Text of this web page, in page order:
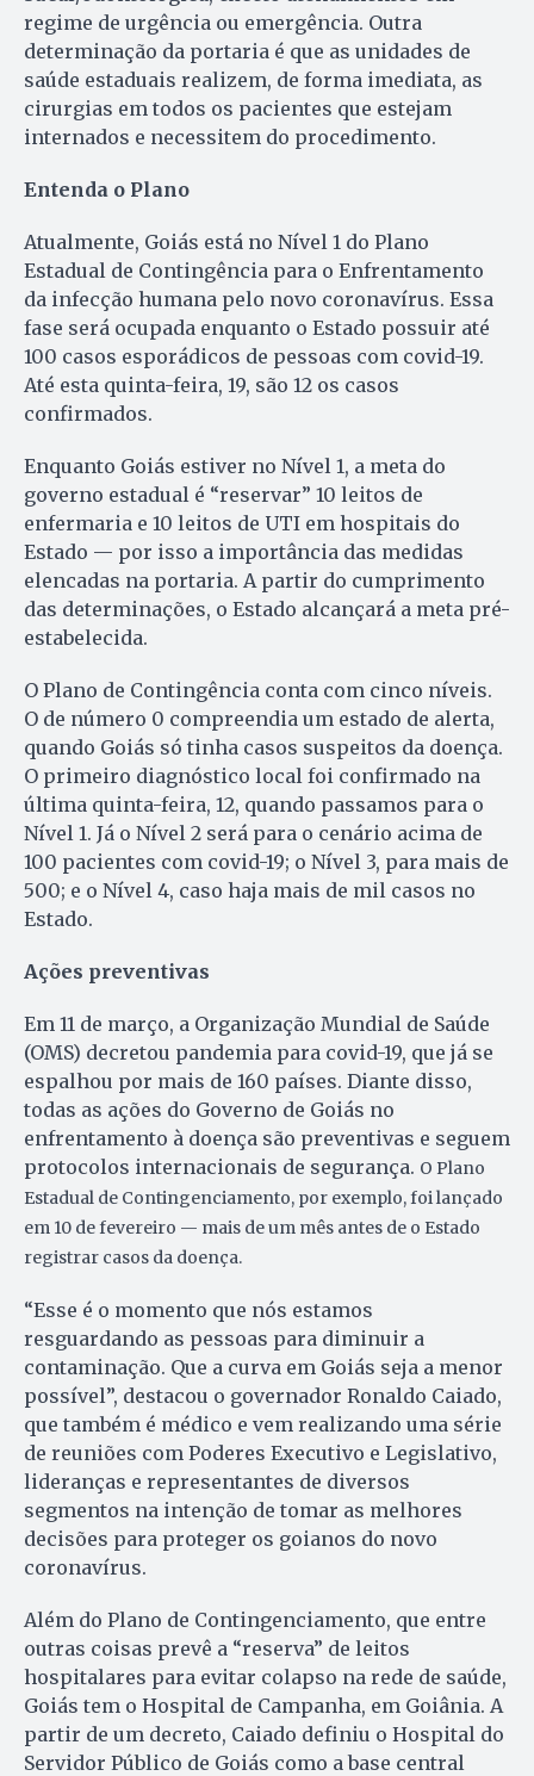
regime de urgência ou emergência. Outra
determinação da portaria é que as unidades de
saúde estaduais realizem, de forma imediata, as
cirurgias em todos os pacientes que estejam
internados e necessitem do procedimento.
Entenda o Plano
Atualmente, Goiás está no Nível 1 do Plano
Estadual de Contingência para o Enfrentamento
da infecção humana pelo novo coronavírus. Essa
fase será ocupada enquanto o Estado possuir até
100 casos esporádicos de pessoas com covid-19.
Até esta quinta-feira, 19, são 12 os casos
confirmados.
Enquanto Goiás estiver no Nível 1, a meta do
governo estadual é “reservar” 10 leitos de
enfermaria e 10 leitos de UTI em hospitais do
Estado — por isso a importância das medidas
elencadas na portaria. A partir do cumprimento
das determinações, o Estado alcançará a meta pré-
estabelecida.
O Plano de Contingência conta com cinco níveis.
O de número 0 compreendia um estado de alerta,
quando Goiás só tinha casos suspeitos da doença.
O primeiro diagnóstico local foi confirmado na
última quinta-feira, 12, quando passamos para o
Nível 1. Já o Nível 2 será para o cenário acima de
100 pacientes com covid-19; o Nível 3, para mais de
500; e o Nível 4, caso haja mais de mil casos no
Estado.
Ações preventivas
Em 11 de março, a Organização Mundial de Saúde
(OMS) decretou pandemia para covid-19, que já se
espalhou por mais de 160 países. Diante disso,
todas as ações do Governo de Goiás no
enfrentamento à doença são preventivas e seguem
protocolos internacionais de segurança. O Plano
Estadual de Contingenciamento, por exemplo, foi lançado
em 10 de fevereiro — mais de um mês antes de o Estado
registrar casos da doença.
“Esse é o momento que nós estamos
resguardando as pessoas para diminuir a
contaminação. Que a curva em Goiás seja a menor
possível”, destacou o governador Ronaldo Caiado,
que também é médico e vem realizando uma série
de reuniões com Poderes Executivo e Legislativo,
lideranças e representantes de diversos
segmentos na intenção de tomar as melhores
decisões para proteger os goianos do novo
coronavírus.
Além do Plano de Contingenciamento, que entre
outras coisas prevê a “reserva” de leitos
hospitalares para evitar colapso na rede de saúde,
Goiás tem o Hospital de Campanha, em Goiânia. A
partir de um decreto, Caiado definiu o Hospital do
Servidor Público de Goiás como a base central